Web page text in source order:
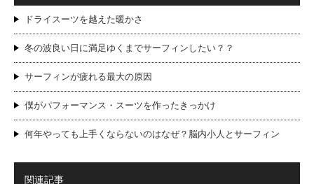
ドライスーツを越えた暖かさ
冬の波良い日に満足ゆくまでサーフィンしたい？？
サーフィンが疲れる最大の原因
僕がパフォーマンス・スーツを作ったきっかけ
何年やっても上手くならないのはなぜ？脳内小人とサーフィン
関連記事